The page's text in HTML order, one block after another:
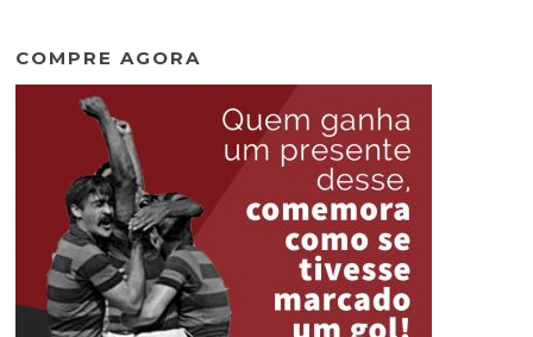
COMPRE AGORA